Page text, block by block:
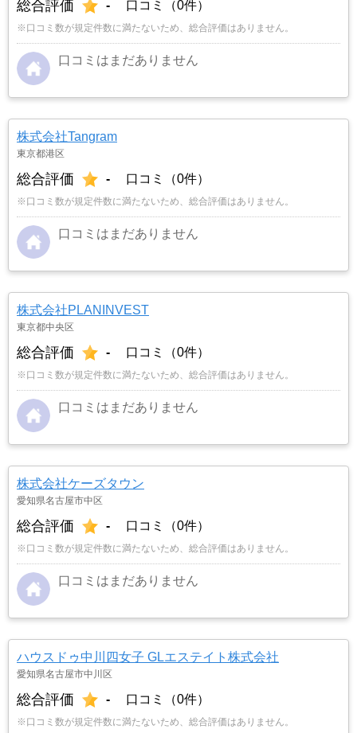
総合評価 - 口コミ（0件）
※口コミ数が規定件数に満たないため、総合評価はありません。
口コミはまだありません
株式会社Tangram
東京都港区
総合評価 - 口コミ（0件）
※口コミ数が規定件数に満たないため、総合評価はありません。
口コミはまだありません
株式会社PLANINVEST
東京都中央区
総合評価 - 口コミ（0件）
※口コミ数が規定件数に満たないため、総合評価はありません。
口コミはまだありません
株式会社ケーズタウン
愛知県名古屋市中区
総合評価 - 口コミ（0件）
※口コミ数が規定件数に満たないため、総合評価はありません。
口コミはまだありません
ハウスドゥ中川四女子 GLエステイト株式会社
愛知県名古屋市中川区
総合評価 - 口コミ（0件）
※口コミ数が規定件数に満たないため、総合評価はありません。